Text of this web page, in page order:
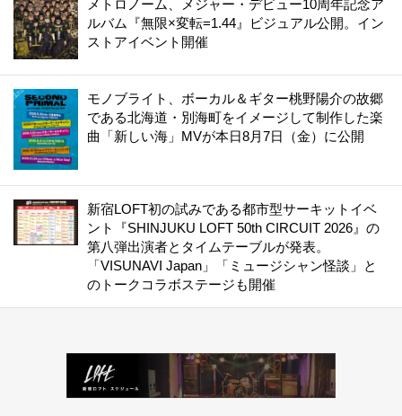
メトロノーム、メジャー・デビュー10周年記念ア
ルバム『無限×変転=1.44』ビジュアル公開。イン
ストアイベント開催
モノブライト、ボーカル＆ギター桃野陽介の故郷
である北海道・別海町をイメージして制作した楽
曲「新しい海」MVが本日8月7日（金）に公開
新宿LOFT初の試みである都市型サーキットイベ
ント『SHINJUKU LOFT 50th CIRCUIT 2026』の
第八弾出演者とタイムテーブルが発表。
「VISUNAVI Japan」「ミュージシャン怪談」と
のトークコラボステージも開催